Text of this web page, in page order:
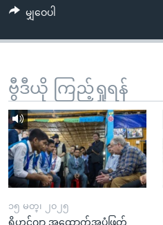
သို့
မျှဝေပါ
ဗွီဒီယို ကြည့်ရှုရန်
၁၅ မတ္၊ ၂၀၂၅
ရိုဟင်ဂျာ အထောက်အပံ့ဖြတ်